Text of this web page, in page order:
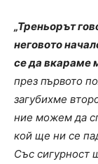
„Треньорът
неговото
се да вкараме
през първото
загубихме
ние можем да
кой ще ни се
Със сигурност